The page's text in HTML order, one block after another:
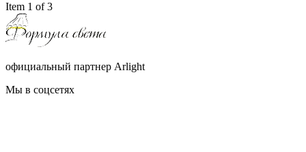
Item 1 of 3
официальный партнер Arlight
Мы в соцсетях